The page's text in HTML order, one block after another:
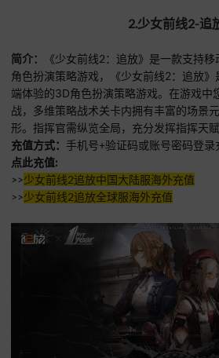
2.少女前线2-追
简介：
《少女前线2：追放》是一款支持
角色扮演策略游戏，
《少女前线2：追放
端体验的3D角色扮演策略游戏。在游戏中
战，多维策略战术关卡内拥有丰富的场景
形。指挥官需纵览全局，充分发挥指挥天
充值方式： 手机号+验证码或账号密码登录
点此充值:
>>少女前线2追放中国大陆服海外充值
>>少女前线2追放全球服海外充值